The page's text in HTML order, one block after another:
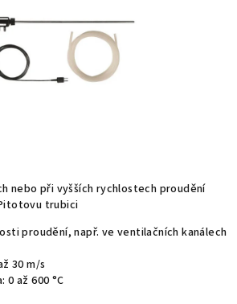
nebo při vyšších rychlostech proudění
trubici
proudění, např. ve ventilačních kanálech
30 m/s
až 600 °C